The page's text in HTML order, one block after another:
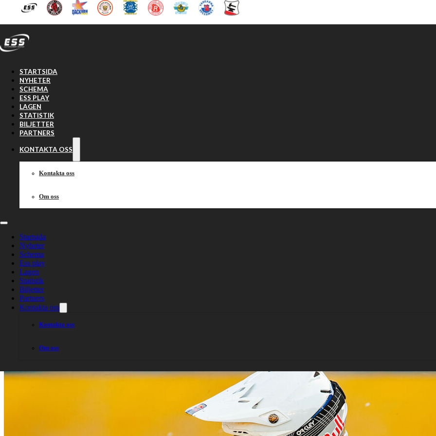
Hoppa till huvudinnehåll Hoppa till sidfot
STARTSIDA
NYHETER
SCHEMA
ESS PLAY
LAGEN
STATISTIK
BILJETTER
PARTNERS
KONTAKTA OSS
Kontakta oss
Om oss
Startsida
Nyheter
Schema
Ess play
Lagen
Statistik
Biljetter
Partners
Kontakta oss
Kontakta oss
Om oss
Rospiggarna vill hålla
slutspel vid liv